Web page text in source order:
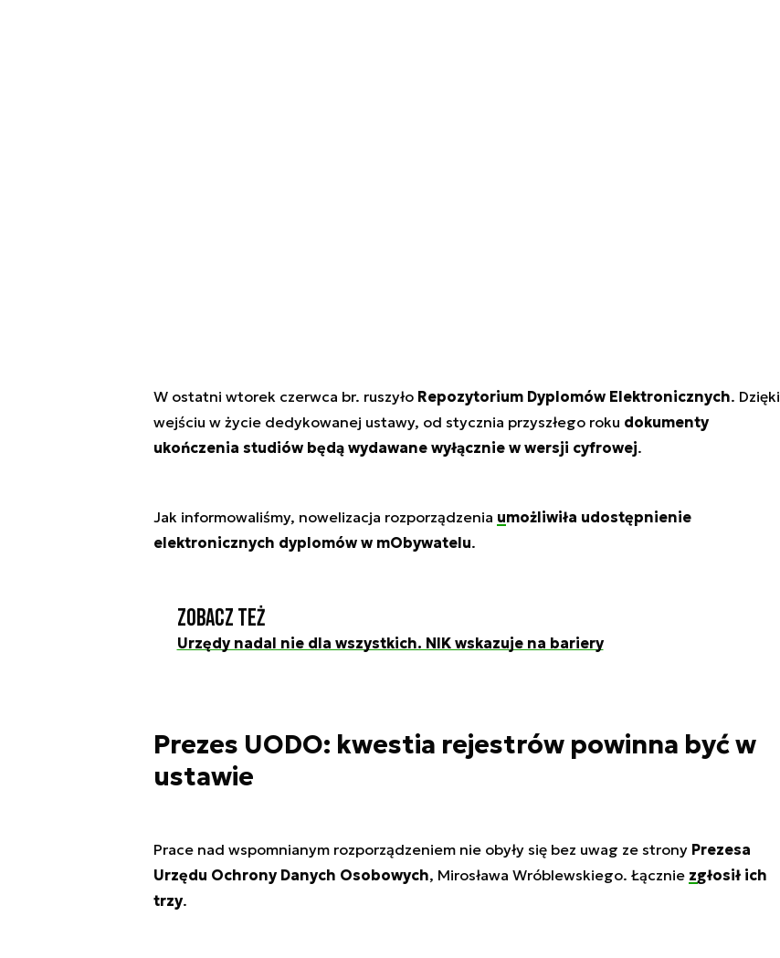
W ostatni wtorek czerwca br. ruszyło Repozytorium Dyplomów Elektronicznych. Dzięki
wejściu w życie dedykowanej ustawy, od stycznia przyszłego roku dokumenty
ukończenia studiów będą wydawane wyłącznie w wersji cyfrowej.
Jak informowaliśmy, nowelizacja rozporządzenia umożliwiła udostępnienie
elektronicznych dyplomów w mObywatelu.
Zobacz też
Urzędy nadal nie dla wszystkich. NIK wskazuje na bariery
Prezes UODO: kwestia rejestrów powinna być w
ustawie
Prace nad wspomnianym rozporządzeniem nie obyły się bez uwag ze strony Prezesa
Urzędu Ochrony Danych Osobowych, Mirosława Wróblewskiego. Łącznie zgłosił ich
trzy.